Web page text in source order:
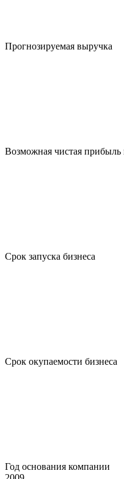
Прогнозируемая выручка
Возможная чистая прибыль
Срок запуска бизнеса
Срок окупаемости бизнеса
Год основания компании